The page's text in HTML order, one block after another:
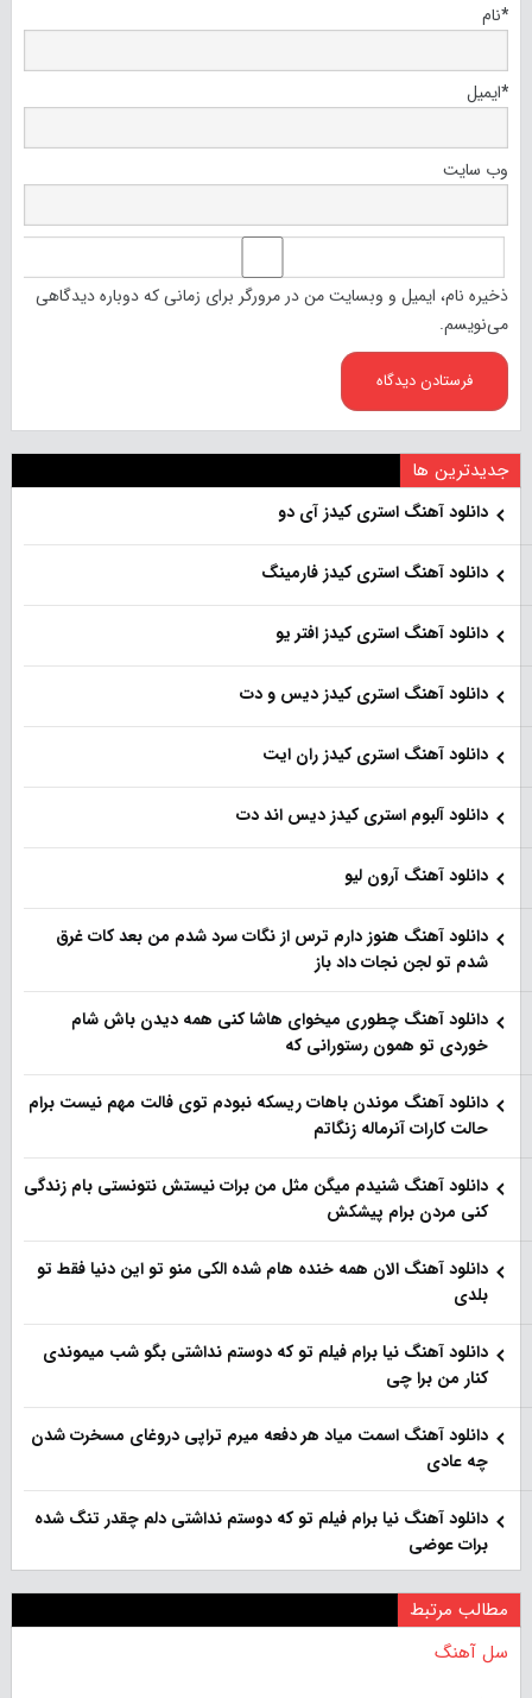
نام*
ایمیل*
وب‌ سایت
ذخیره نام، ایمیل و وبسایت من در مرورگر برای زمانی که دوباره دیدگاهی
می‌نویسم.
جدیدترین ها
دانلود آهنگ استری کیدز آی دو
دانلود آهنگ استری کیدز فارمینگ
دانلود آهنگ استری کیدز افتر یو
دانلود آهنگ استری کیدز دیس و دت
دانلود آهنگ استری کیدز ران ایت
دانلود آلبوم استری کیدز دیس اند دت
دانلود آهنگ آرون لیو
دانلود آهنگ هنو‌ز دارم ترس از نگات سرد شدم من بعد کات غرق
شدم تو لجن نجات داد باز
دانلود آهنگ چطوری میخوای هاشا کنی همه دیدن باش شام
خوردی تو همون رستورانی که
دانلود آهنگ موندن باهات ریسکه نبودم توی فالت مهم نیست برام
حالت کارات آنرماله زنگاتم
دانلود آهنگ شنیدم میگن مثل من برات نیستش نتونستی بام زندگی
کنی مردن برام پیشکش
دانلود آهنگ الان همه خنده هام شده الکی منو تو این دنیا فقط تو
بلدی
دانلود آهنگ نیا برام فیلم تو‌ که دوستم نداشتی بگو شب میموندی
کنار من برا چی
دانلود آهنگ اسمت میاد هر دفعه میرم تراپی دروغای مسخرت شدن
چه عادی
دانلود آهنگ نیا برام فیلم تو‌ که دوستم نداشتی دلم چقدر تنگ شده
برات عوضی
مطالب مرتبط
سل آهنگ